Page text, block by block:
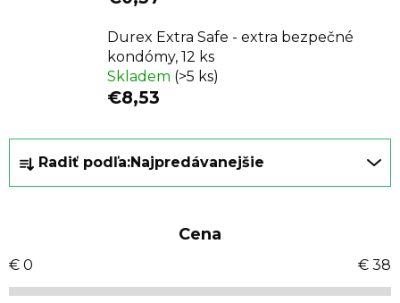
Durex Extra Safe - extra bezpečné
kondómy, 12 ks
Skladem (>5 ks)
€8,53
a
d
i
e
Radiť podľa:Najpredávanejšie
Cena
€ 0 € 38